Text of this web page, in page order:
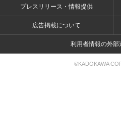
プレスリリース・情報提供
広告掲載について
利用者情報の外部
©KADOKAWA